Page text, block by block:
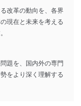
携企業）様又は
ようお願い致し
し､あらかじめ
することはあり
改革の動向を、各界
現在と未来を考える
題を、国内外の専門
をより深く理解する